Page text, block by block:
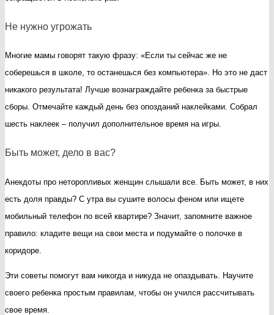
Не нужно угрожать
Многие мамы говорят такую фразу: «Если ты сейчас же не
соберешься в школе, то останешься без компьютера». Но это не даст
никакого результата! Лучше вознаграждайте ребенка за быстрые
сборы. Отмечайте каждый день без опозданий наклейками. Собрал
шесть наклеек – получил дополнительное время на игры.
Быть может, дело в вас?
Анекдоты про неторопливых женщин слышали все. Быть может, в них
есть доля правды? С утра вы сушите волосы феном или ищете
мобильный телефон по всей квартире? Значит, запомните важное
правило: кладите вещи на свои места и подумайте о полочке в
коридоре.
Эти советы помогут вам никогда и никуда не опаздывать. Научите
своего ребенка простым правилам, чтобы он учился рассчитывать
свое время.